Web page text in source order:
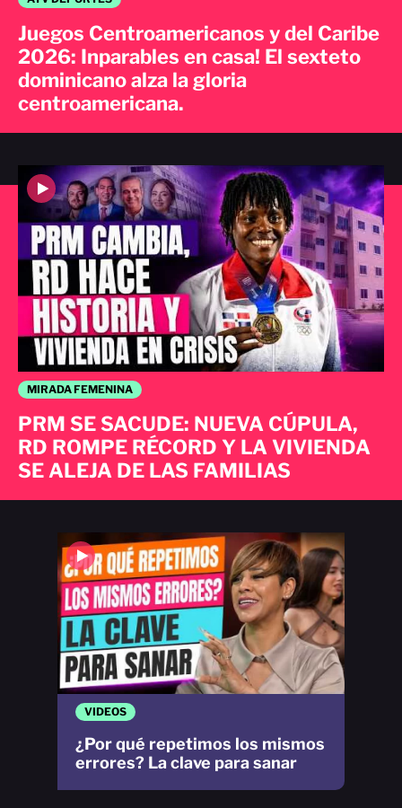
MIRADA FEMENINA
PRM SE SACUDE: NUEVA CÚPULA,
RD ROMPE RÉCORD Y LA VIVIENDA
SE ALEJA DE LAS FAMILIAS
Juegos Centroamericanos y del Caribe
2026: Inparables en casa! El sexteto
dominicano alza la gloria
centroamericana.
VIDEOS
¿Por qué repetimos los mismos
errores? La clave para sanar